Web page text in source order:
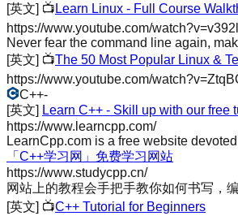
[英文] 📺 Learn Linux - Full Course
https://www.youtube.com/
Never fear the command line again,
[英文] 📺The 50 Most Popular Linux &
https://www.youtube.com/
C++-
[英文] Learn C++ - Skill up with our free
https://www.learncpp.com/
LearnCpp.com is a free website
「C++学习网」免费学习网站
https://www.studycpp.cn/
网站上的教程会手把手教你如何书写，
[英文] 📺C++ Tutorial for Beginners